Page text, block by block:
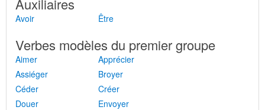
Auxiliaires
Avoir Être
Verbes modèles du premier groupe
Aimer
Apprécier
Assiéger
Broyer
Céder
Créer
Douer
Envoyer